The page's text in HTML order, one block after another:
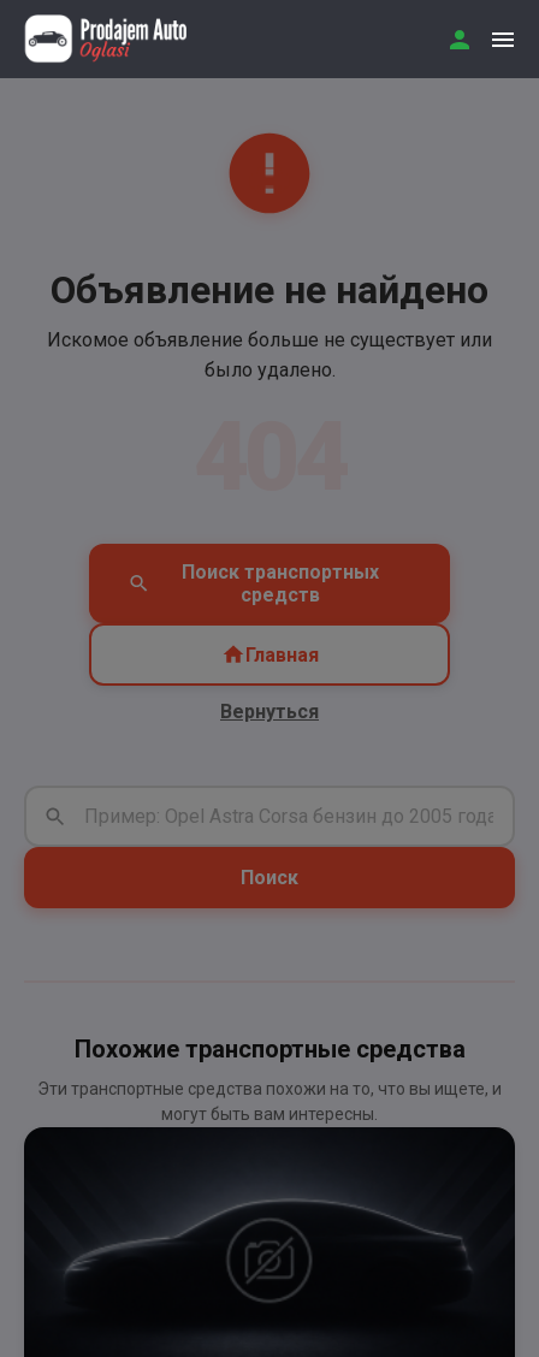
Объявление не найдено
Искомое объявление больше не существует или
было удалено.
Поиск транспортных
средств
Главная
Вернуться
Поиск
Похожие транспортные средства
Эти транспортные средства похожи на то, что вы ищете, и
могут быть вам интересны.